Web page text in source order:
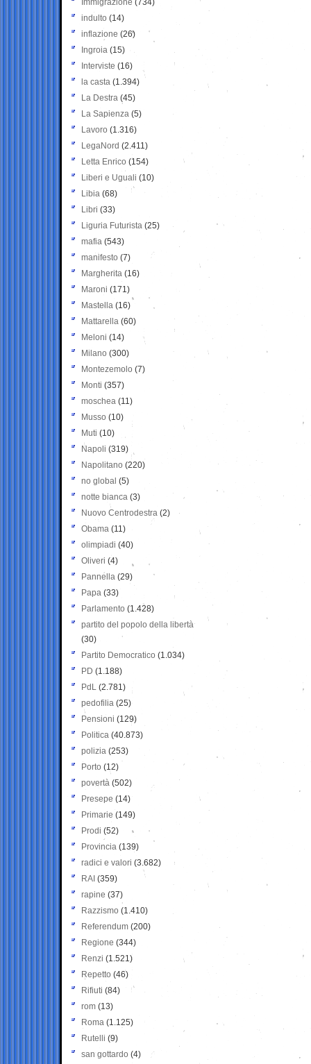
Immigrazione (734)
indulto (14)
inflazione (26)
Ingroia (15)
Interviste (16)
la casta (1.394)
La Destra (45)
La Sapienza (5)
Lavoro (1.316)
LegaNord (2.411)
Letta Enrico (154)
Liberi e Uguali (10)
Libia (68)
Libri (33)
Liguria Futurista (25)
mafia (543)
manifesto (7)
Margherita (16)
Maroni (171)
Mastella (16)
Mattarella (60)
Meloni (14)
Milano (300)
Montezemolo (7)
Monti (357)
moschea (11)
Musso (10)
Muti (10)
Napoli (319)
Napolitano (220)
no global (5)
notte bianca (3)
Nuovo Centrodestra (2)
Obama (11)
olimpiadi (40)
Oliveri (4)
Pannella (29)
Papa (33)
Parlamento (1.428)
partito del popolo della libertà
(30)
Partito Democratico (1.034)
PD (1.188)
PdL (2.781)
pedofilia (25)
Pensioni (129)
Politica (40.873)
polizia (253)
Porto (12)
povertà (502)
Presepe (14)
Primarie (149)
Prodi (52)
Provincia (139)
radici e valori (3.682)
RAI (359)
rapine (37)
Razzismo (1.410)
Referendum (200)
Regione (344)
Renzi (1.521)
Repetto (46)
Rifiuti (84)
rom (13)
Roma (1.125)
Rutelli (9)
san gottardo (4)